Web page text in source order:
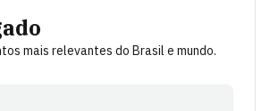
mais relevantes do Brasil e mundo.